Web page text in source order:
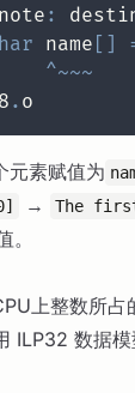
:
name
^~~~
.
元素赋值为
→
The
。
上整数所占
ILP32 数据